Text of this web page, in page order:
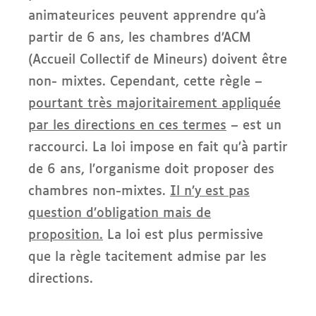
animateurices peuvent apprendre qu’à
partir de 6 ans, les chambres d’ACM
(Accueil Collectif de Mineurs) doivent être
non- mixtes. Cependant, cette règle –
pourtant très majoritairement appliquée
par les directions en ces termes – est un
raccourci. La loi impose en fait qu’à partir
de 6 ans, l’organisme doit proposer des
chambres non-mixtes. Il n’y est pas
question d’obligation mais de
proposition. La loi est plus permissive
que la règle tacitement admise par les
directions.